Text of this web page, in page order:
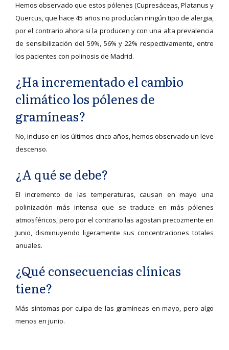
Hemos observado que estos pólenes (Cupresáceas, Platanus y
Quercus, que hace 45 años no producían ningún tipo de alergia,
por el contrario ahora si la producen y con una alta prevalencia
de sensibilización del 59%, 56% y 22% respectivamente, entre
los pacientes con polinosis de Madrid.
¿Ha incrementado el cambio
climático los pólenes de
gramíneas?
No, incluso en los últimos cinco años, hemos observado un leve
descenso.
¿A qué se debe?
El incremento de las temperaturas, causan en mayo una
polinización más intensa que se traduce en más pólenes
atmosféricos, pero por el contrario las agostan precozmente en
Junio, disminuyendo ligeramente sus concentraciones totales
anuales.
¿Qué consecuencias clínicas
tiene?
Más síntomas por culpa de las gramíneas en mayo, pero algo
menos en junio.